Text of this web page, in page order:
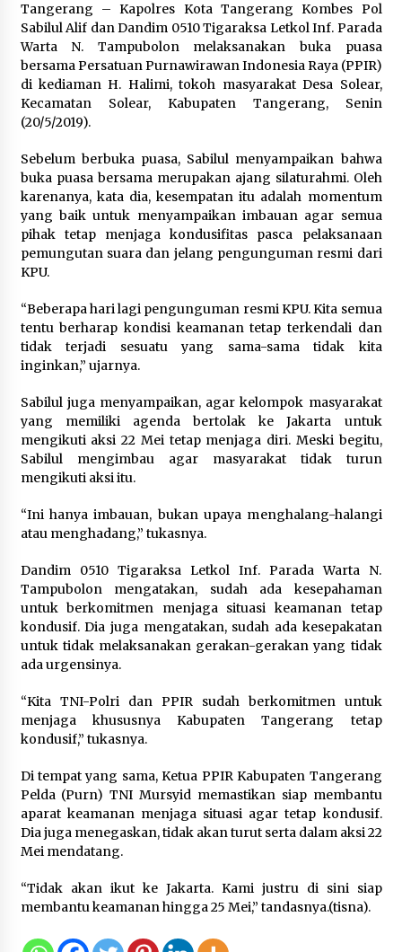
Wagub Malut Apresiasi
Pendampingan Layanan Hukum
Gratis, Kakanwil: Pencatatan Hak
Cipta Musik Kini Rp0
9 Agustus 2026
Kemenkum Malut Semarakkan HUT
RI dan Hari Pengayoman ke-81
melalui Fun Walk di Ternate
9 Agustus 2026
2026 Resmi Dibuka, Siap Hadirkan
Pengalaman Beyond the Game
8 Agustus 2026
Timnas Indonesia Diharapkan
Bangkit Usai Takluk dari Vietnam di
Piala AFF 2026
Dinas Teknis Masuk Tahap Akhir,
Tak Ada Korban Jiwa
8 Agustus 2026
Abdul Muis Dipadamkan, Layanan
Publik Tetap Berjalan
8 Agustus 2026
12 Coklat Terbaik dan Enak di
Pasaran
9 Kopi Botol Terbaik yang Praktis
Tangerang – Kapolres Kota Tangerang Kombes Pol
Sabilul Alif dan Dandim 0510 Tigaraksa Letkol Inf. Parada
Warta N. Tampubolon melaksanakan buka puasa
bersama Persatuan Purnawirawan Indonesia Raya (PPIR)
di kediaman H. Halimi, tokoh masyarakat Desa Solear,
Kecamatan Solear, Kabupaten Tangerang, Senin
(20/5/2019).
Sebelum berbuka puasa, Sabilul menyampaikan bahwa
buka puasa bersama merupakan ajang silaturahmi. Oleh
karenanya, kata dia, kesempatan itu adalah momentum
yang baik untuk menyampaikan imbauan agar semua
pihak tetap menjaga kondusifitas pasca pelaksanaan
pemungutan suara dan jelang pengunguman resmi dari
KPU.
“Beberapa hari lagi pengunguman resmi KPU. Kita semua
tentu berharap kondisi keamanan tetap terkendali dan
tidak terjadi sesuatu yang sama-sama tidak kita
inginkan,” ujarnya.
Sabilul juga menyampaikan, agar kelompok masyarakat
yang memiliki agenda bertolak ke Jakarta untuk
mengikuti aksi 22 Mei tetap menjaga diri. Meski begitu,
Sabilul mengimbau agar masyarakat tidak turun
mengikuti aksi itu.
“Ini hanya imbauan, bukan upaya menghalang-halangi
atau menghadang,” tukasnya.
Dandim 0510 Tigaraksa Letkol Inf. Parada Warta N.
Tampubolon mengatakan, sudah ada kesepahaman
untuk berkomitmen menjaga situasi keamanan tetap
kondusif. Dia juga mengatakan, sudah ada kesepakatan
untuk tidak melaksanakan gerakan-gerakan yang tidak
ada urgensinya.
“Kita TNI-Polri dan PPIR sudah berkomitmen untuk
menjaga khususnya Kabupaten Tangerang tetap
kondusif,” tukasnya.
Di tempat yang sama, Ketua PPIR Kabupaten Tangerang
Pelda (Purn) TNI Mursyid memastikan siap membantu
aparat keamanan menjaga situasi agar tetap kondusif.
Dia juga menegaskan, tidak akan turut serta dalam aksi 22
Mei mendatang.
“Tidak akan ikut ke Jakarta. Kami justru di sini siap
membantu keamanan hingga 25 Mei,” tandasnya.(tisna).